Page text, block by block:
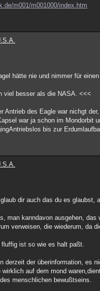
m001/m001000/index.htm
hätte nie und nimmer für
viel besser als die NASA. <<<
Antrieb des Eagle war nichgt
war ja schon im Mondorbit
bis zur
dir auch das du es glaubst,
man kanndavon ausgehen,
verweisen, die wiederum, da
ist so wie es halt paßt.
derzeit der überinformation, es
auf dem mond
menschlichen bewußtseins.